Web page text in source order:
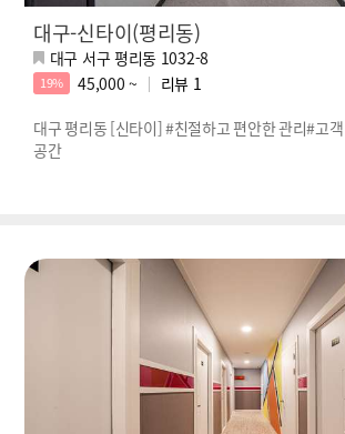
대구-신타이(평리동)
대구 서구 평리동 1032-8
19% 45,000 ~ 리뷰 1
대구 평리동 [신타이] #친절하고 편안한 관리#고
공간